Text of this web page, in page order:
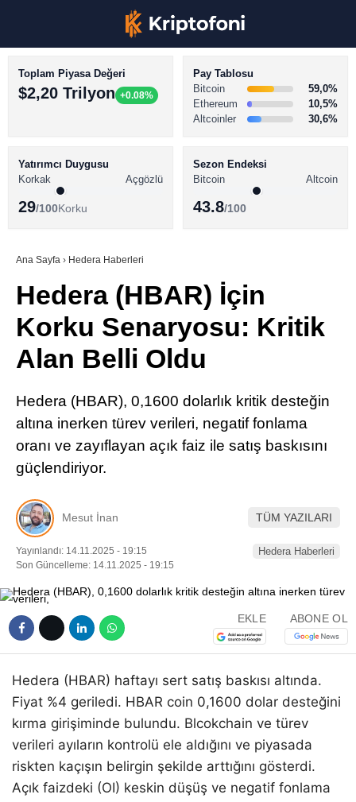
Youtube
TikTok
LinkedIn
BİTCOİN HABERLERİ
ALTCOİN HABERLERİ
SÖZLÜK
Toplam Piyasa Değeri
$2,20 Trilyon +0.08%
Pay Tablosu
Bitcoin
59,0%
Ethereum
10,5%
Altcoinler
30,6%
Yatırımcı Duygusu
Korkak
Açgözlü
29/100Korku
Sezon Endeksi
Bitcoin
Altcoin
43.8/100
Ana Sayfa › Hedera Haberleri
Hedera (HBAR) İçin
Korku Senaryosu: Kritik
Alan Belli Oldu
Hedera (HBAR), 0,1600 dolarlık kritik desteğin
altına inerken türev verileri, negatif fonlama
oranı ve zayıflayan açık faiz ile satış baskısını
güçlendiriyor.
Mesut İnan TÜM YAZILARI
Yayınlandı: 14.11.2025 - 19:15
Son Güncelleme: 14.11.2025 - 19:15
Hedera Haberleri
EKLE ABONE OL
Hedera (HBAR) haftayı sert satış baskısı altında.
Fiyat %4 geriledi. HBAR coin 0,1600 dolar desteğini
kırma girişiminde bulundu. Blcokchain ve türev
verileri ayıların kontrolü ele aldığını ve piyasada
riskten kaçışın belirgin şekilde arttığını gösterdi.
Açık faizdeki (OI) keskin düşüş ve negatif fonlama